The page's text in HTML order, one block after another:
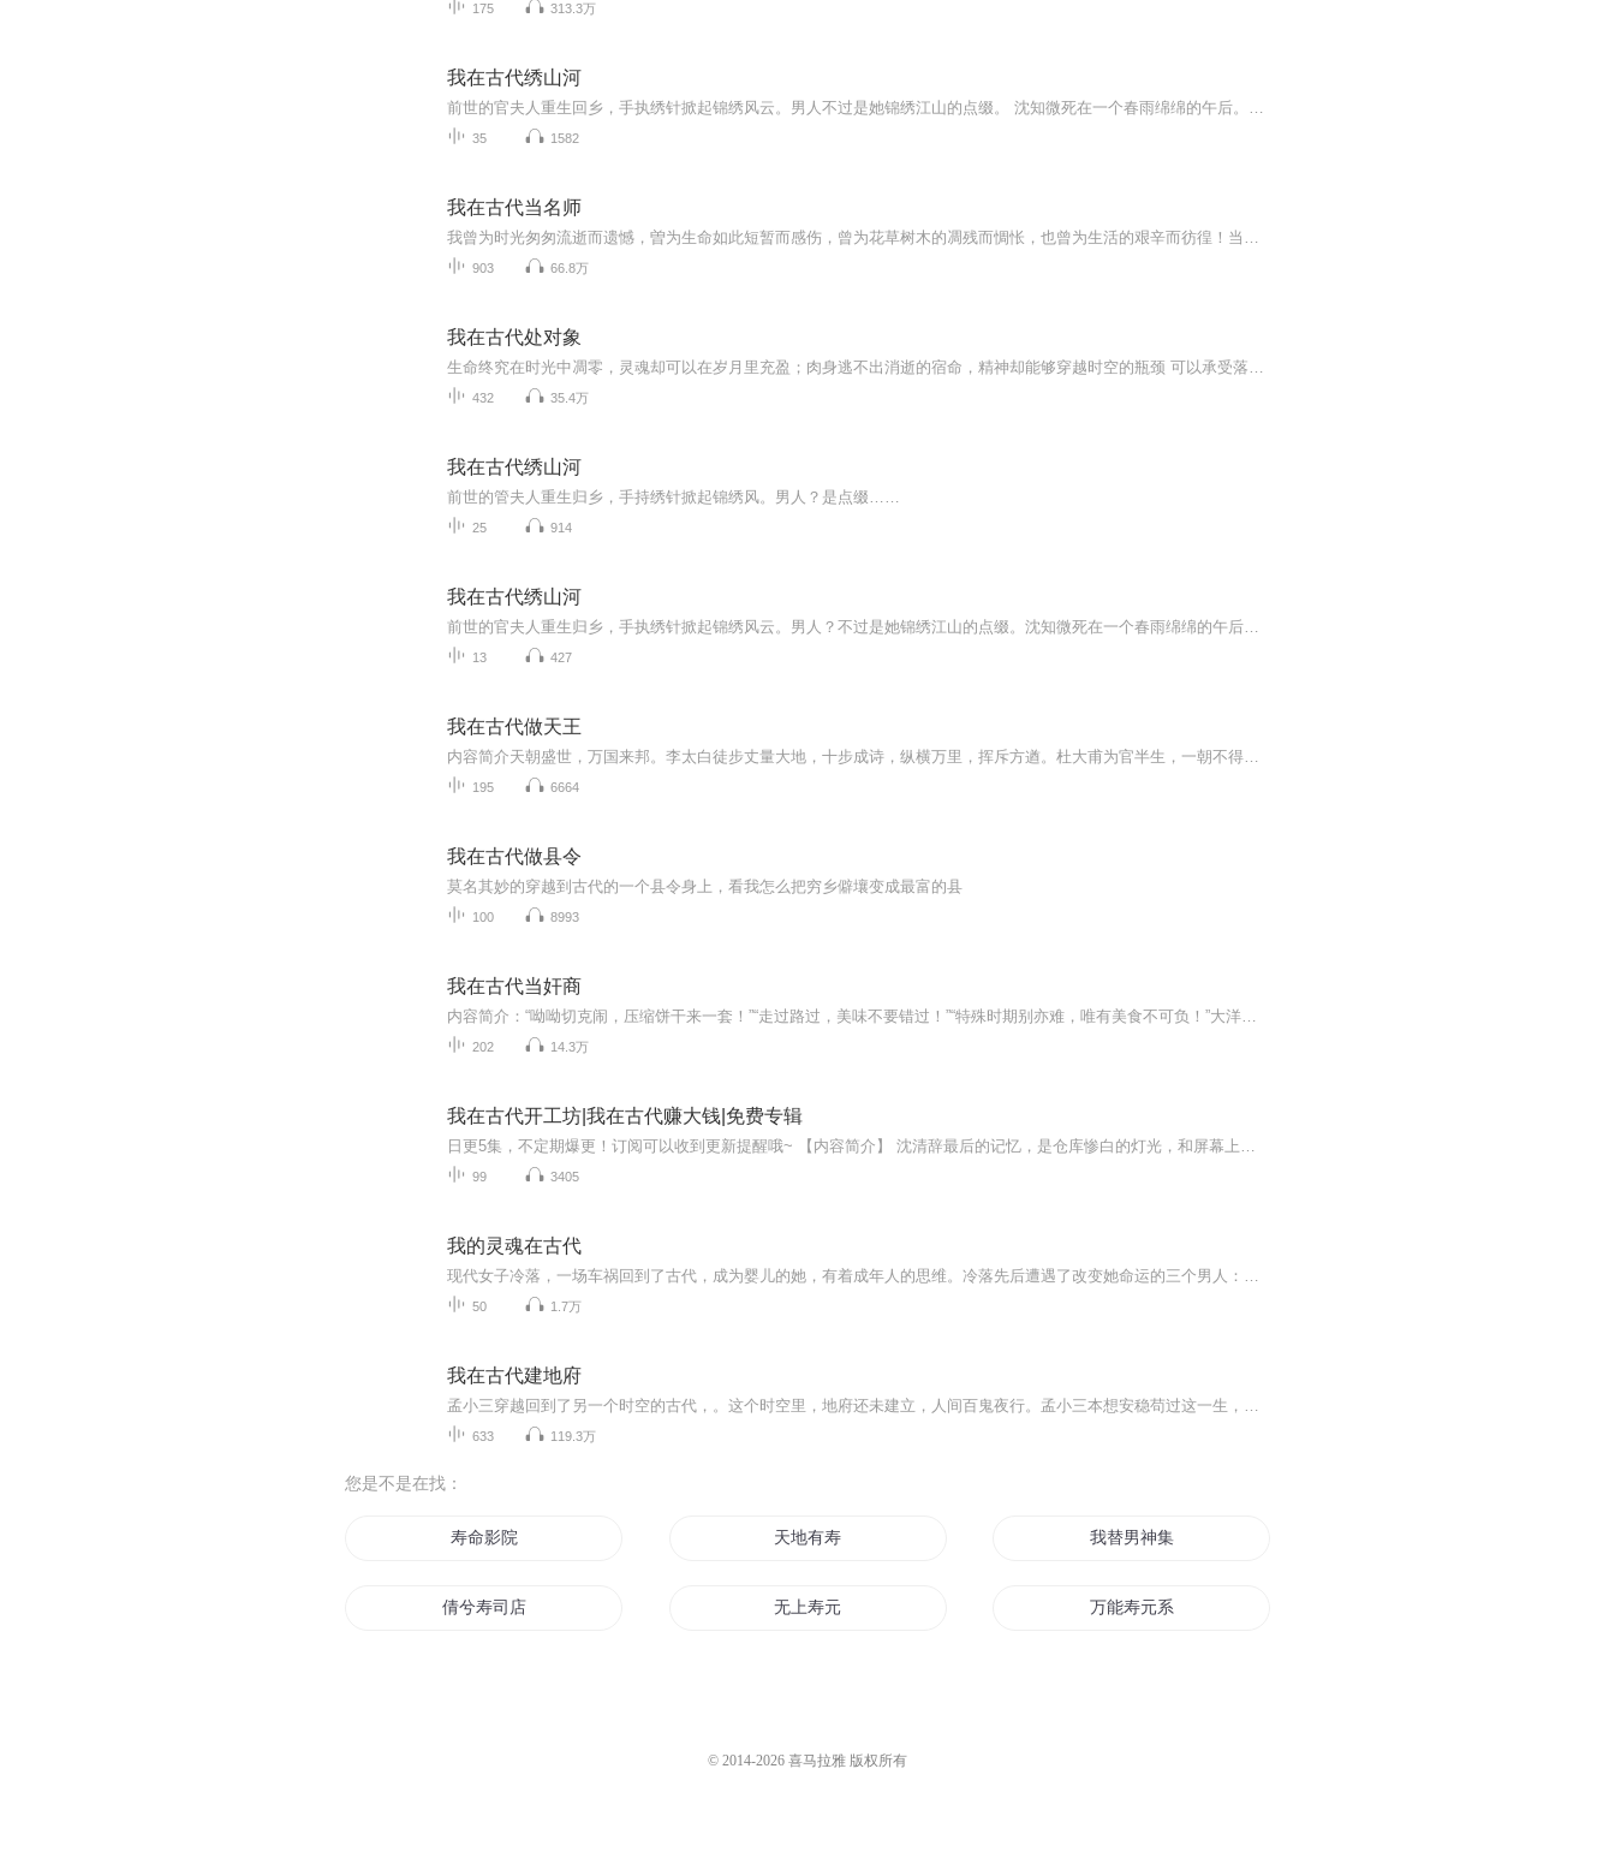
175 313.3万
我在古代绣山河
前世的官夫人重生回乡，手执绣针掀起锦绣风云。男人不过是她锦绣江山的点缀。 沈知微死在一个春雨绵绵的午后。她最后的意识，是那个被丈夫新纳的歌伎捧到御前的双面异色绣屏《百鸟朝凤》_那是她连续一个月不眠不休的心血，本应是沈家绣娘技艺的巅峰，是她...
35 1582
我在古代当名师
我曾为时光匆匆流逝而遗憾，曽为生命如此短暂而感伤，曾为花草树木的凋残而惆怅，也曾为生活的艰辛而彷徨！当情海思绪积压我心头的时候，我想寻找一叶扁舟，在大海上游荡，让思绪尽情的释放。于是我爱上了能倾诉心声的有声主播，它精彩、张扬，它充实、神...
903 66.8万
我在古代处对象
生命终究在时光中凋零，灵魂却可以在岁月里充盈；肉身逃不出消逝的宿命，精神却能够穿越时空的瓶颈 可以承受落寞，不要放弃追寻；可以面对空白，不能失去憧憬
432 35.4万
我在古代绣山河
前世的管夫人重生归乡，手持绣针掀起锦绣风。男人？是点缀……
25 914
我在古代绣山河
前世的官夫人重生归乡，手执绣针掀起锦绣风云。男人？不过是她锦绣江山的点缀。沈知微死在一个春雨绵绵的午后。她最后的意识，是被那个丈夫新纳的歌伎捧到面前的双面异色绣屏《百鸟朝凤》——那是她连续一个月不眠不休的心血，本应是沈家绣娘技艺的巅峰，...
13 427
我在古代做天王
内容简介天朝盛世，万国来邦。李太白徒步丈量大地，十步成诗，纵横万里，挥斥方遒。杜大甫为官半生，一朝不得志，转身便归隐了桃源，抬手就写出一千五百首传世佳作。女皇至高无上，蹲坐龙椅，一朝玩心起，瞬间便把整个天下抛在了身后。书生醉酒，侠士负剑...
195 6664
我在古代做县令
莫名其妙的穿越到古代的一个县令身上，看我怎么把穷乡僻壤变成最富的县
100 8993
我在古代当奸商
内容简介：“呦呦切克闹，压缩饼干来一套！”“走过路过，美味不要错过！”“特殊时期别亦难，唯有美食不可负！”大洋返航的路途中，郑乾喜滋滋的吆喝着。吝啬的他乘坐轮渡的时候，为了省钱买了一大堆压缩食品，没想到轮渡返航的时候，遇到了意外，轮渡的...
202 14.3万
我在古代开工坊|我在古代赚大钱|免费专辑
日更5集，不定期爆更！订阅可以收到更新提醒哦~ 【内容简介】 沈清辞最后的记忆，是仓库惨白的灯光，和屏幕上永远处理不完的爆仓预警单。七十二小时没合眼，心脏跳得像要挣脱胸腔，她撑着桌子想站起来，眼前却猛地一黑。然后就是水。四面八方涌来的、...
99 3405
我的灵魂在古代
现代女子冷落，一场车祸回到了古代，成为婴儿的她，有着成年人的思维。冷落先后遭遇了改变她命运的三个男人：偏执残暴的骆炜森、坚定忘我的骆绝尘、清新自然的灵亦轩。在纷乱的江湖中，他们之间的爱与憎、逃避与彷徨，将会如何结局，扑朔迷离。作者用优美的行文，在娓娓道来中巧妙地安排了故事的发展，情节环环相扣，角色鲜活动人，人物情感既激烈又细腻。使读者带着疑问与悬念阅读，情绪随着主人公的命运的跌宕而起伏。……
50 1.7万
我在古代建地府
孟小三穿越回到了另一个时空的古代，。这个时空里，地府还未建立，人间百鬼夜行。孟小三本想安稳苟过这一生，却意外捡到了一个红包，这个红包居然是厉鬼的买命钱。恶魂缠身，命不久矣。孟小三不得已，拿着这个烫手的红包，来到了东岳庙，将厉鬼的买命钱，...
633 119.3万
您是不是在找：
寿命影院 天地有寿 我替男神集阳寿
倩兮寿司店 无上寿元 万能寿元系统
© 2014-2026 喜马拉雅 版权所有